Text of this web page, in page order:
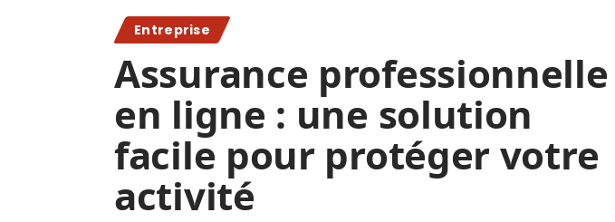
Entreprise
Assurance professionnelle
en ligne : une solution
facile pour protéger votre
activité